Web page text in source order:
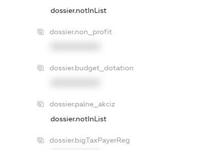
dossier.notInList
dossier.non_profit
dossier.budget_dotation
dossier.palne_akciz
dossier.notInList
dossier.bigTaxPayerReg